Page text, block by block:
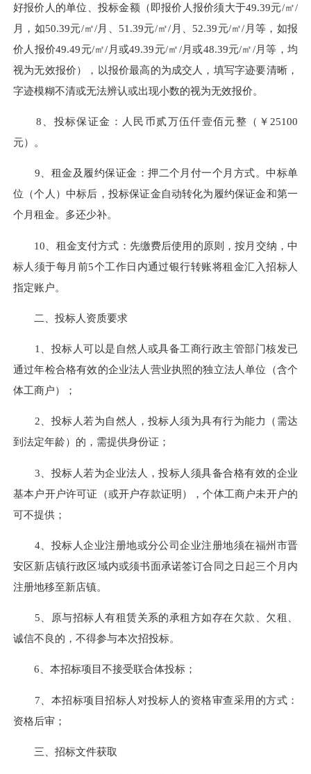
好报价人的单位、投标金额（即报价人报价须大于49.39元/㎡/
月，如50.39元/㎡/月、51.39元/㎡/月、52.39元/㎡/月等，如报
价人报价49.49元/㎡/月或49.39元/㎡/月或48.39元/㎡/月等，均
视为无效报价），以报价最高的为成交人，填写字迹要清晰，
字迹模糊不清或无法辨认或出现小数的视为无效报价。
8 投标保证金： 人民币贰万伍仟壹佰元整（￥25100
元）
。
9 租金及履约保证金 ：押二个月付一个月方式。中标单
位（个人）中标后，投标保证金自动转化为履约保证金和第一
个月租金。多还少补。
10 、租金支付方式： 先缴费后使用的原则，按月交纳，中
标人须于每月前5个工作日内通过银行转账将租金汇入招标人
指定账户。
二、投标人资质要求
1、投标人可以是自然人或具备工商行政主管部门核发已
通过年检合格有效的企业法人营业执照的独立法人单位（含个
体工商户）；
2、投标人若为自然人，投标人须为具有行为能力（需达
到法定年龄）的，需提供身份证；
3、投标人若为企业法人，投标人须具备合格有效的企业
基本户开户许可证（或开户存款证明），个体工商户未开户的
可不提供；
4、投标人企业注册地或分公司企业注册地须在福州市晋
安区新店镇行政区域内或须书面承诺签订合同之日起三个月内
注册地移至新店镇。
5、原与招标人有租赁关系的承租方如存在欠款、欠租、
诚信不良的，不得参与本次招投标。
6、本招标项目不接受联合体投标；
7、本招标项目招标人对投标人的资格审查采用的方式：
资格后审 ；
三、招标文件获取